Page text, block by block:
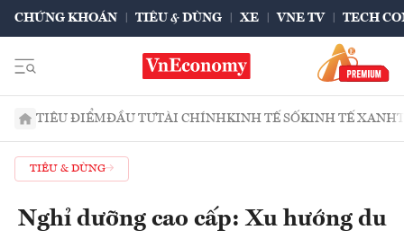
CHỨNG KHOÁN TIÊU & DÙNG XE VNE TV TECH
TIÊU ĐIỂMĐẦU TƯTÀI CHÍNHKINH TẾ SỐKINH TẾ XANH
TIÊU & DÙNG
Nghỉ dưỡng cao cấp: Xu hướng du